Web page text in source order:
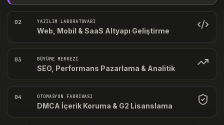
02 YAZILIM LABORATUVARI
Web, Mobil & SaaS Altyapı Geliştirme
03 BÜYÜME MERKEZİ
SEO, Performans Pazarlama & Analitik
04 OTOMASYON FABRİKASI
DMCA İçerik Koruma & G2 Lisanslama